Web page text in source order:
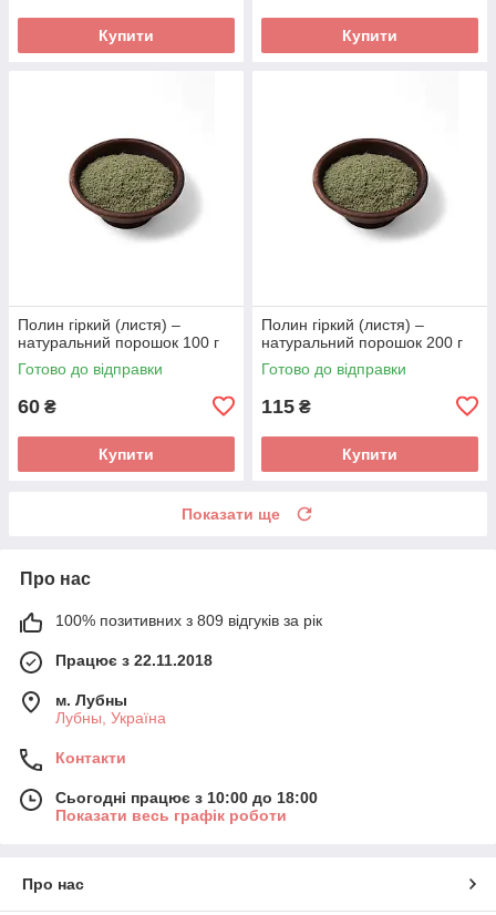
Купити Купити
Полин гіркий (листя) –
натуральний порошок 100 г
Готово до відправки
60 ₴
Купити
Полин гіркий (листя) –
натуральний порошок 200 г
Готово до відправки
115 ₴
Купити
Показати ще
Про нас
100% позитивних з 809 відгуків за рік
Працює з 22.11.2018
м. Лубны
Лубны, Україна
Контакти
Сьогодні працює з 10:00 до 18:00
Показати весь графік роботи
Про нас